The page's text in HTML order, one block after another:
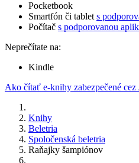
Pocketbook
Smartfón či tablet s
Počítač s podporovanou
Neprečítate na:
Kindle
Ako čítať e-knihy zabezpečené
Knihy
Beletria
Spoločenská beletria
Raňajky šampiónov